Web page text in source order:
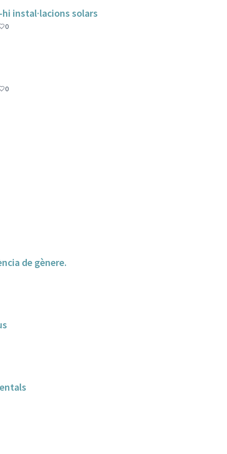
instal·lacions solars
0
0
de gènere.